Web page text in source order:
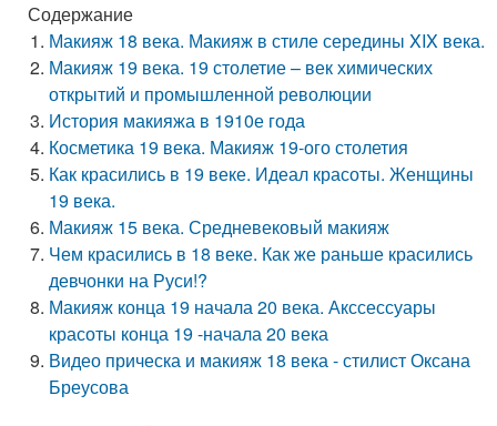
Содержание
Макияж 18 века. Макияж в стиле середины XIX века.
Макияж 19 века. 19 столетие – век химических
открытий и промышленной революции
История макияжа в 1910е года
Косметика 19 века. Макияж 19-ого столетия
Как красились в 19 веке. Идеал красоты. Женщины
19 века.
Макияж 15 века. Средневековый макияж
Чем красились в 18 веке. Как же раньше красились
девчонки на Руси!?
Макияж конца 19 начала 20 века. Акссессуары
красоты конца 19 -начала 20 века
Видео прическа и макияж 18 века - стилист Оксана
Бреусова